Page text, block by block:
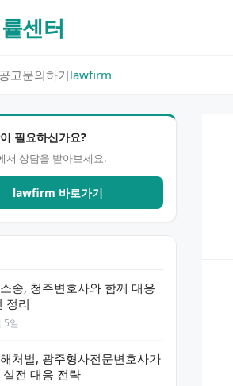
센터
고문의하기lawfirm
필요하신가요?
서 상담을 받아보세요.
lawfirm 바로가기
송, 청주변호사와 함께 대응
정리
5일
처벌, 광주형사전문변호사가
전 대응 전략